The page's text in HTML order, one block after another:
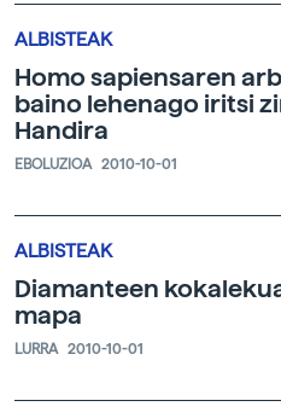
ALBISTEAK
Homo sapiensaren
baino lehenago iritsi
Handira
EBOLUZIOA 2010-10-01
ALBISTEAK
Diamanteen
mapa
LURRA 2010-10-01